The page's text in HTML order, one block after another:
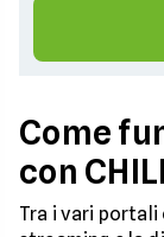
Come
con
Tra i vari portali